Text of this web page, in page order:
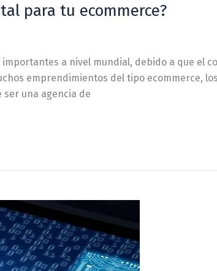
para tu ecommerce?
a nivel mundial, debido a que el
emprendimientos del tipo ecommerce,
una agencia de